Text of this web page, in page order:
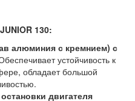
130:
алюминия с кремнием) с
устойчивость к
обладает большой
двигателя